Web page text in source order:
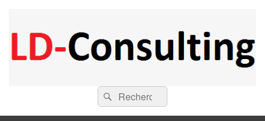
LD-ConsultingRecherche :
Rechercher